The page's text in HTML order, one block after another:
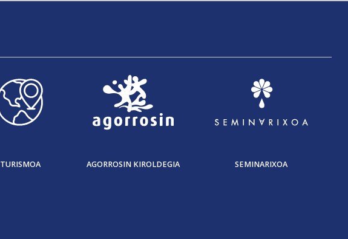
TURISMOA AGORROSIN KIROLDEGIA SEMINARIXOA